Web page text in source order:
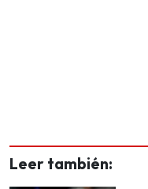
Leer también: